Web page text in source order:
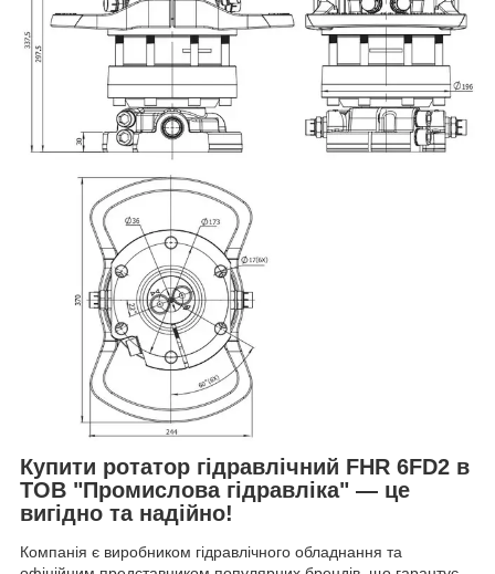
Купити ротатор гідравлічний FHR 6FD2 в
ТОВ "Промислова гідравліка" — це
вигідно та надійно!
Компанія є виробником гідравлічного обладнання та